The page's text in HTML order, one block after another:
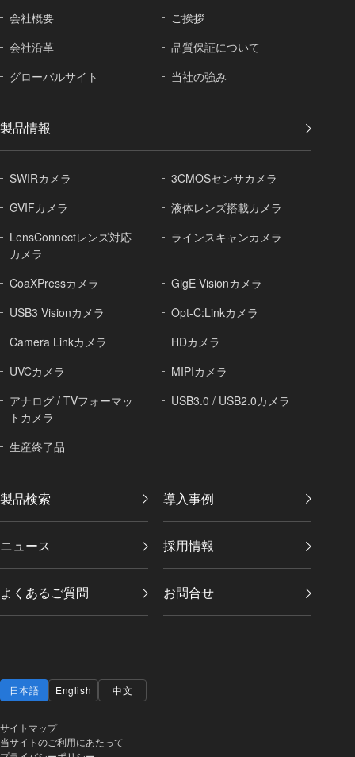
会社概要
ご挨拶
会社沿革
品質保証について
グローバルサイト 当社の強み
製品情報
SWIRカメラ
3CMOSセンサカメラ
GVIFカメラ
液体レンズ搭載カメラ
LensConnectレンズ対応
カメラ
ラインスキャンカメラ
CoaXPressカメラ
GigE Visionカメラ
USB3 Visionカメラ
Opt-C:Linkカメラ
Camera Linkカメラ
HDカメラ
UVCカメラ
MIPIカメラ
アナログ / TVフォーマッ
トカメラ
USB3.0 / USB2.0カメラ
生産終了品
製品検索 導入事例
ニュース 採用情報
よくあるご質問 お問合せ
日本語 English 中文
サイトマップ
当サイトのご利用にあたって